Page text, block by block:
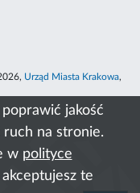
jakość
ruch na stronie.
w polityce
te
Urząd Miasta Krakowa,